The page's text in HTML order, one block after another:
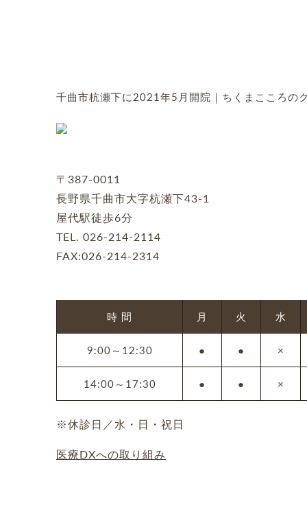
千曲市杭瀬下に2021年5月開院｜ちくまこころの
〒387-0011
長野県千曲市大字杭瀬下43-1
屋代駅徒歩6分
TEL. 026-214-2114
FAX:026-214-2314
時 間 月 火 水
9:00～12:30 ● ● ×
14:00～17:30 ● ● ×
※休診日／水・日・祝日
医療DXへの取り組み